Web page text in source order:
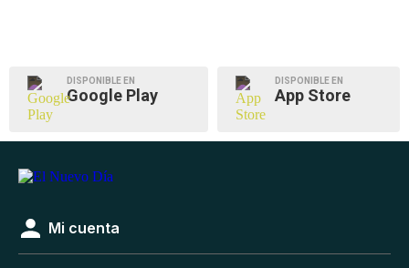
DISPONIBLE EN
Google Play
DISPONIBLE EN
App Store
Mi cuenta